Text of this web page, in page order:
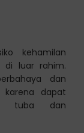
kehamilan
di luar rahim.
dan
karena dapat
tuba dan